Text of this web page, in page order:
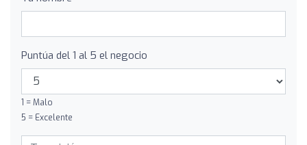
Puntúa del 1 al 5 el negocio
1 = Malo
5 = Excelente